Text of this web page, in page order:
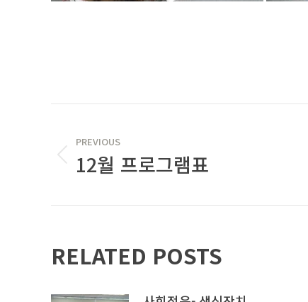
NAVIGATION
PREVIOUS
Previous
12월 프로그램표
RELATED POSTS